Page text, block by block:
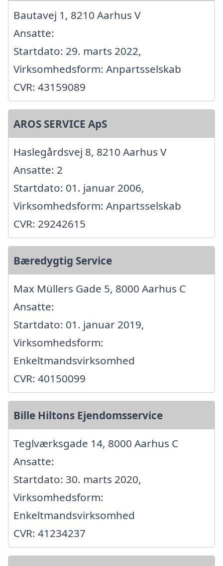
Bautavej 1, 8210 Aarhus V
Ansatte:
Startdato: 29. marts 2022,
Virksomhedsform: Anpartsselskab
CVR: 43159089
AROS SERVICE ApS
Haslegårdsvej 8, 8210 Aarhus V
Ansatte: 2
Startdato: 01. januar 2006,
Virksomhedsform: Anpartsselskab
CVR: 29242615
Bæredygtig Service
Max Müllers Gade 5, 8000 Aarhus C
Ansatte:
Startdato: 01. januar 2019,
Virksomhedsform:
Enkeltmandsvirksomhed
CVR: 40150099
Bille Hiltons Ejendomsservice
Teglværksgade 14, 8000 Aarhus C
Ansatte:
Startdato: 30. marts 2020,
Virksomhedsform:
Enkeltmandsvirksomhed
CVR: 41234237